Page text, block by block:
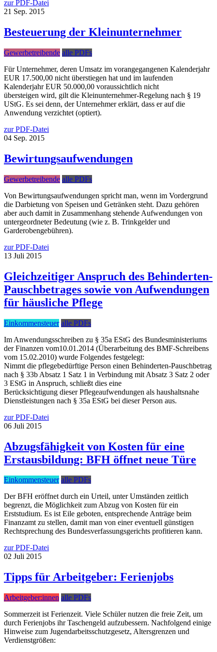
zur PDF-Datei
21 Sep. 2015
Besteuerung der Kleinunternehmer
Gewerbetreibende alle PDFs
Für Unternehmer, deren Umsatz im vorangegangenen Kalenderjahr
EUR 17.500,00 nicht überstiegen hat und im laufenden
Kalenderjahr EUR 50.000,00 voraussichtlich nicht
übersteigen wird, gilt die Kleinunternehmer-Regelung nach § 19
UStG. Es sei denn, der Unternehmer erklärt, dass er auf die
Anwendung verzichtet (optiert).
zur PDF-Datei
04 Sep. 2015
Bewirtungsaufwendungen
Gewerbetreibende alle PDFs
Von Bewirtungsaufwendungen spricht man, wenn im Vordergrund
die Darbietung von Speisen und Getränken steht. Dazu gehören
aber auch damit in Zusammenhang stehende Aufwendungen von
untergeordneter Bedeutung (wie z. B. Trinkgelder und
Garderobengebühren).
zur PDF-Datei
13 Juli 2015
Gleichzeitiger Anspruch des Behinderten-
Pauschbetrages sowie von Aufwendungen
für häusliche Pflege
Einkommensteuer alle PDFs
Im Anwendungsschreiben zu § 35a EStG des Bundesministeriums
der Finanzen vom10.01.2014 (Überarbeitung des BMF-Schreibens
vom 15.02.2010) wurde Folgendes festgelegt:
Nimmt die pflegebedürftige Person einen Behinderten-Pauschbetrag
nach § 33b Absatz 1 Satz 1 in Verbindung mit Absatz 3 Satz 2 oder
3 EStG in Anspruch, schließt dies eine
Berücksichtigung dieser Pflegeaufwendungen als haushaltsnahe
Dienstleistungen nach § 35a EStG bei dieser Person aus.
zur PDF-Datei
06 Juli 2015
Abzugsfähigkeit von Kosten für eine
Erstausbildung: BFH öffnet neue Türe
Einkommensteuer alle PDFs
Der BFH eröffnet durch ein Urteil, unter Umständen zeitlich
begrenzt, die Möglichkeit zum Abzug von Kosten für ein
Erststudium. Es ist Eile geboten, entsprechende Anträge beim
Finanzamt zu stellen, damit man von einer eventuell günstigen
Rechtsprechung des Bundesverfassungsgerichts profitieren kann.
zur PDF-Datei
02 Juli 2015
Tipps für Arbeitgeber: Ferienjobs
Arbeitgeber:innen alle PDFs
Sommerzeit ist Ferienzeit. Viele Schüler nutzen die freie Zeit, um
durch Ferienjobs ihr Taschengeld aufzubessern. Nachfolgend einige
Hinweise zum Jugendarbeitsschutzgesetz, Altersgrenzen und
Verdienstgrößen: